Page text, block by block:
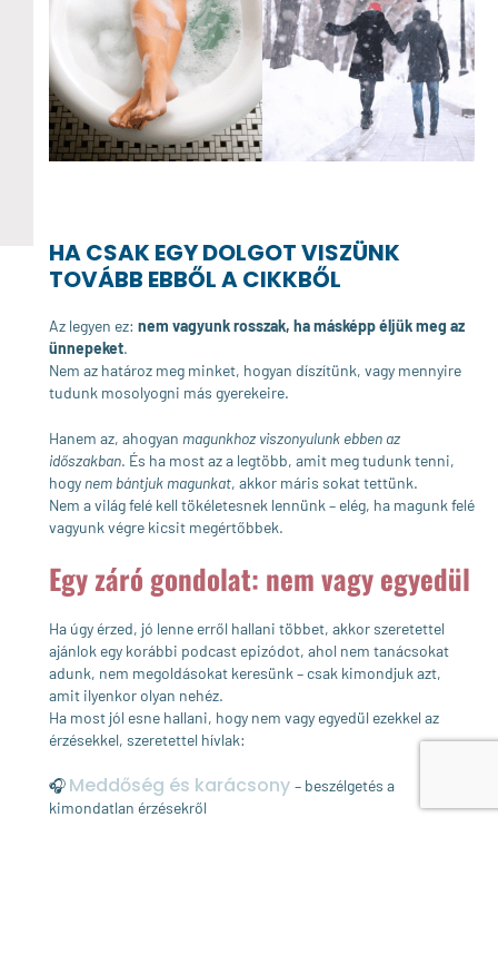
HA CSAK EGY DOLGOT VISZÜNK
TOVÁBB EBBŐL A CIKKBŐL
Az legyen ez: nem vagyunk rosszak, ha másképp éljük meg az
ünnepeket.
Nem az határoz meg minket, hogyan díszítünk, vagy mennyire
tudunk mosolyogni más gyerekeire.
Hanem az, ahogyan magunkhoz viszonyulunk ebben az
időszakban. És ha most az a legtöbb, amit meg tudunk tenni,
hogy nem bántjuk magunkat, akkor máris sokat tettünk.
Nem a világ felé kell tökéletesnek lennünk – elég, ha magunk felé
vagyunk végre kicsit megértőbbek.
Egy záró gondolat: nem vagy egyedül
Ha úgy érzed, jó lenne erről hallani többet, akkor szeretettel
ajánlok egy korábbi podcast epizódot, ahol nem tanácsokat
adunk, nem megoldásokat keresünk – csak kimondjuk azt,
amit ilyenkor olyan nehéz.
Ha most jól esne hallani, hogy nem vagy egyedül ezekkel az
érzésekkel, szeretettel hívlak:
🎧 Meddőség és karácsony – beszélgetés a
kimondatlan érzésekről